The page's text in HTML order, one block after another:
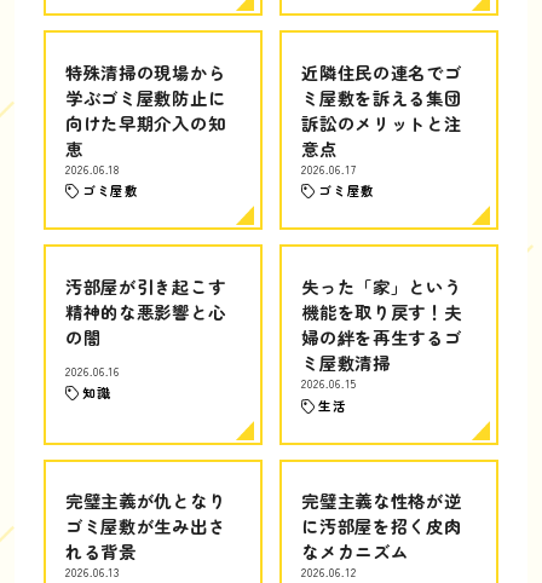
特殊清掃の現場から
学ぶゴミ屋敷防止に
向けた早期介入の知
恵
2026.06.18
ゴミ屋敷
近隣住民の連名でゴ
ミ屋敷を訴える集団
訴訟のメリットと注
意点
2026.06.17
ゴミ屋敷
汚部屋が引き起こす
精神的な悪影響と心
の闇
2026.06.16
知識
失った「家」という
機能を取り戻す！夫
婦の絆を再生するゴ
ミ屋敷清掃
2026.06.15
生活
完璧主義が仇となり
ゴミ屋敷が生み出さ
れる背景
2026.06.13
完璧主義な性格が逆
に汚部屋を招く皮肉
なメカニズム
2026.06.12